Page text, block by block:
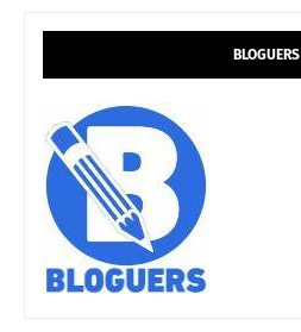
BLOGUERS